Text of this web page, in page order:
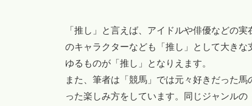
「推し」と言えば、アイドルや俳優などの
のキャラクターなども「推し」として大き
ゆるものが「推し」となりえます。
また、筆者は「競馬」では元々好きだった
った楽しみ方をしています。同じジャンルの